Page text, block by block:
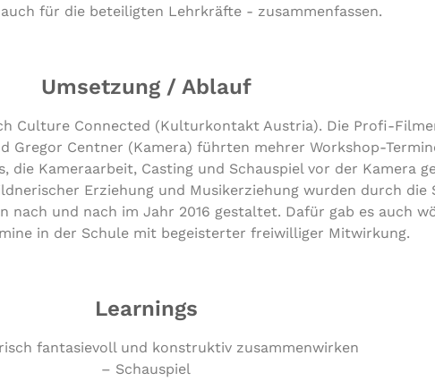
für die beteiligten Lehrkräfte - zusammenfassen.
Umsetzung / Ablauf
Culture Connected (Kulturkontakt Austria). Die Profi-
Gregor Centner (Kamera) führten mehrer Workshop-
die Kameraarbeit, Casting und Schauspiel vor der Kamera
Erziehung und Musikerziehung wurden durch die
und nach im Jahr 2016 gestaltet. Dafür gab es auch
in der Schule mit begeisterter freiwilliger Mitwirkung.
Learnings
fan­ta­sie­voll und kon­struk­tiv zusammenwirken
– Schauspiel